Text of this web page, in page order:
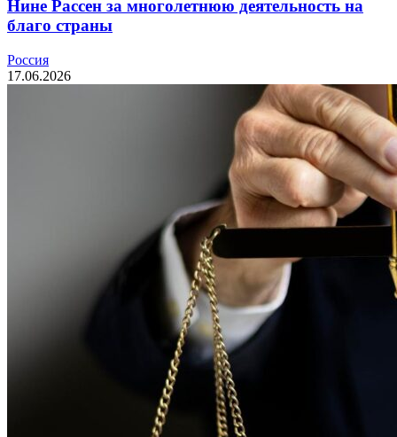
Нине Рассен за многолетнюю деятельность на
благо страны
Россия
17.06.2026